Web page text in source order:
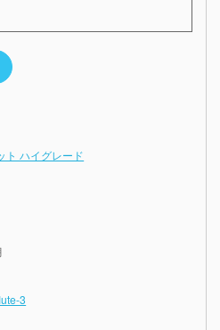
ト ハイグレード
3